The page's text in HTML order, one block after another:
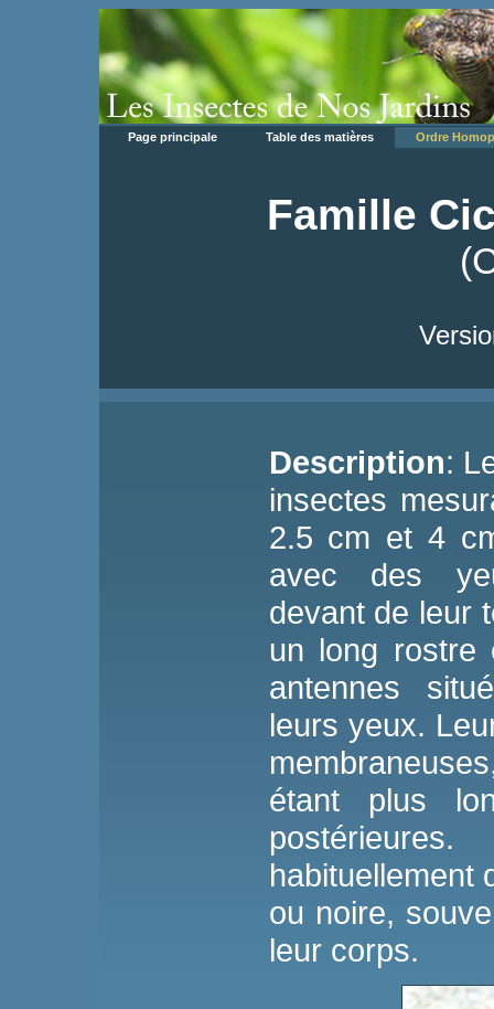
Page principale Table des matières Ordre
Famille
Description:
insectes
2.5 cm et 4
avec des
devant de leur
un long rostre
antennes
leurs yeux.
étant plus
habituellement
ou noire,
leur corps.